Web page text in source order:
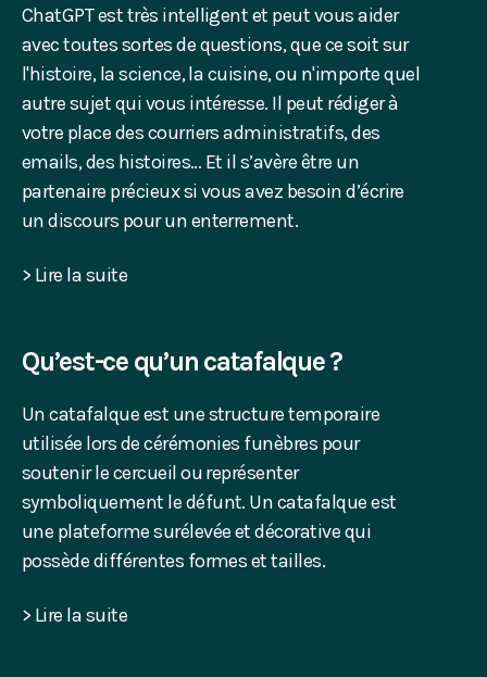
ChatGPT est très intelligent et peut vous aider
avec toutes sortes de questions, que ce soit sur
l'histoire, la science, la cuisine, ou n'importe quel
autre sujet qui vous intéresse. Il peut rédiger à
votre place des courriers administratifs, des
emails, des histoires… Et il s’avère être un
partenaire précieux si vous avez besoin d’écrire
un discours pour un enterrement.
> Lire la suite
Qu’est-ce qu’un catafalque ?
Un catafalque est une structure temporaire
utilisée lors de cérémonies funèbres pour
soutenir le cercueil ou représenter
symboliquement le défunt. Un catafalque est
une plateforme surélevée et décorative qui
possède différentes formes et tailles.
> Lire la suite